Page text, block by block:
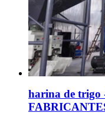
harina de trigo